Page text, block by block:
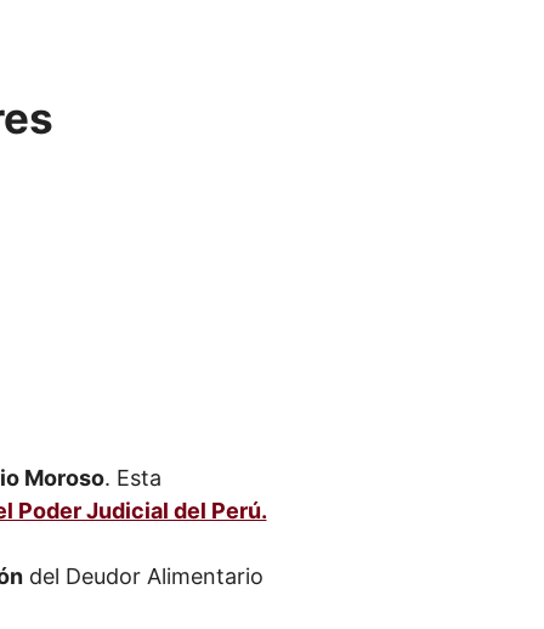
Moroso. Esta
Poder Judicial del Perú.
del Deudor Alimentario